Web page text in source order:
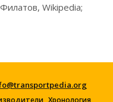
Wikipedia;